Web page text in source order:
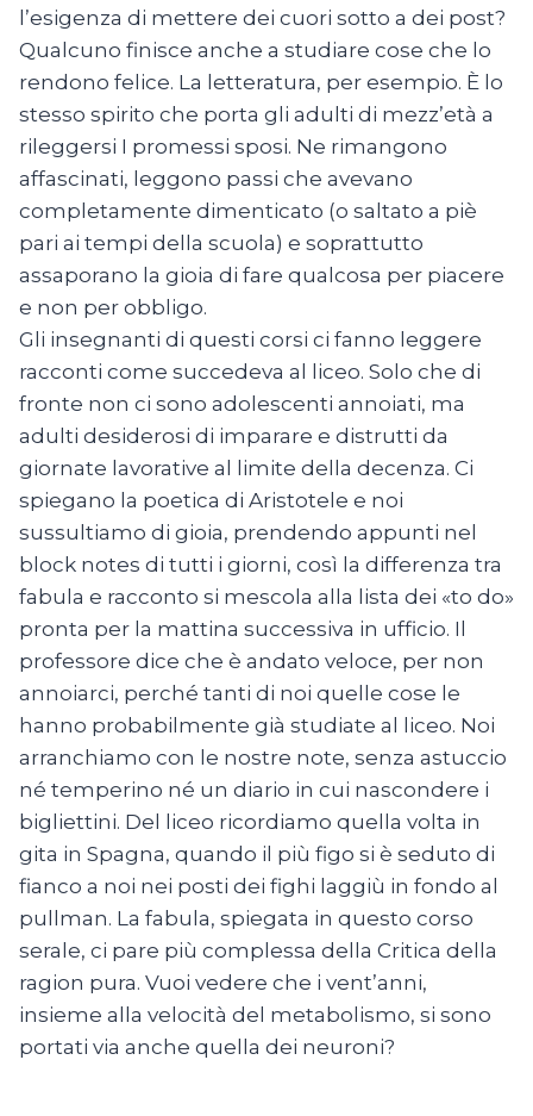
l’esigenza di mettere dei cuori sotto a dei post?
Qualcuno finisce anche a studiare cose che lo
rendono felice. La letteratura, per esempio. È lo
stesso spirito che porta gli adulti di mezz’età a
rileggersi I promessi sposi. Ne rimangono
affascinati, leggono passi che avevano
completamente dimenticato (o saltato a piè
pari ai tempi della scuola) e soprattutto
assaporano la gioia di fare qualcosa per piacere
e non per obbligo.
Gli insegnanti di questi corsi ci fanno leggere
racconti come succedeva al liceo. Solo che di
fronte non ci sono adolescenti annoiati, ma
adulti desiderosi di imparare e distrutti da
giornate lavorative al limite della decenza. Ci
spiegano la poetica di Aristotele e noi
sussultiamo di gioia, prendendo appunti nel
block notes di tutti i giorni, così la differenza tra
fabula e racconto si mescola alla lista dei «to do»
pronta per la mattina successiva in ufficio. Il
professore dice che è andato veloce, per non
annoiarci, perché tanti di noi quelle cose le
hanno probabilmente già studiate al liceo. Noi
arranchiamo con le nostre note, senza astuccio
né temperino né un diario in cui nascondere i
bigliettini. Del liceo ricordiamo quella volta in
gita in Spagna, quando il più figo si è seduto di
fianco a noi nei posti dei fighi laggiù in fondo al
pullman. La fabula, spiegata in questo corso
serale, ci pare più complessa della Critica della
ragion pura. Vuoi vedere che i vent’anni,
insieme alla velocità del metabolismo, si sono
portati via anche quella dei neuroni?